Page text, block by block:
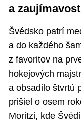
a
Švédsko patrí
a do každého
z favoritov na
hokejových
a obsadilo štvrtú
prišiel o osem
Moritzi, kde